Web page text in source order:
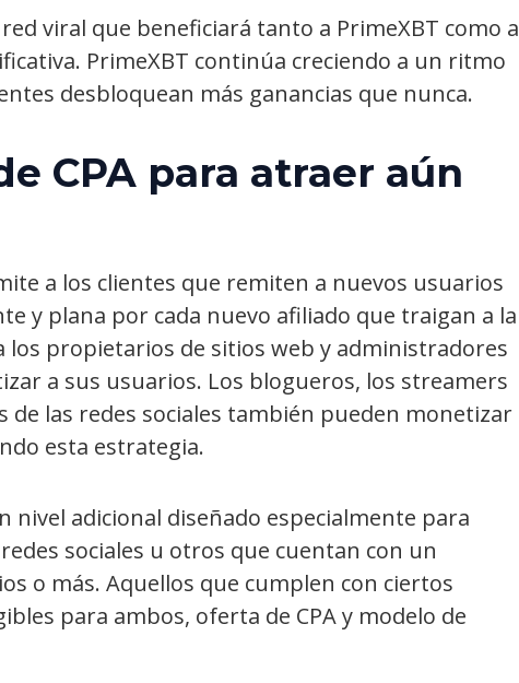
viral que beneficiará tanto a PrimeXBT como a
PrimeXBT continúa creciendo a un ritmo
desbloquean más ganancias que nunca.
CPA para atraer aún
a los clientes que remiten a nuevos usuarios
y plana por cada nuevo afiliado que traigan a la
los propietarios de sitios web y administradores
a sus usuarios. Los blogueros, los streamers
de las redes sociales también pueden monetizar
esta estrategia.
nivel adicional diseñado especialmente para
sociales u otros que cuentan con un
o más. Aquellos que cumplen con ciertos
para ambos, oferta de CPA y modelo de